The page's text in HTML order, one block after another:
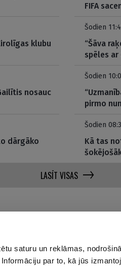
saturu un reklāmas,
par to, kā jūs
FIFA
klubu
Šodien
“Šāva
spēles ar
nosauc
Šodien
pirmo
dārgāko
Šodien
Kā tas
LASĪT VISAS